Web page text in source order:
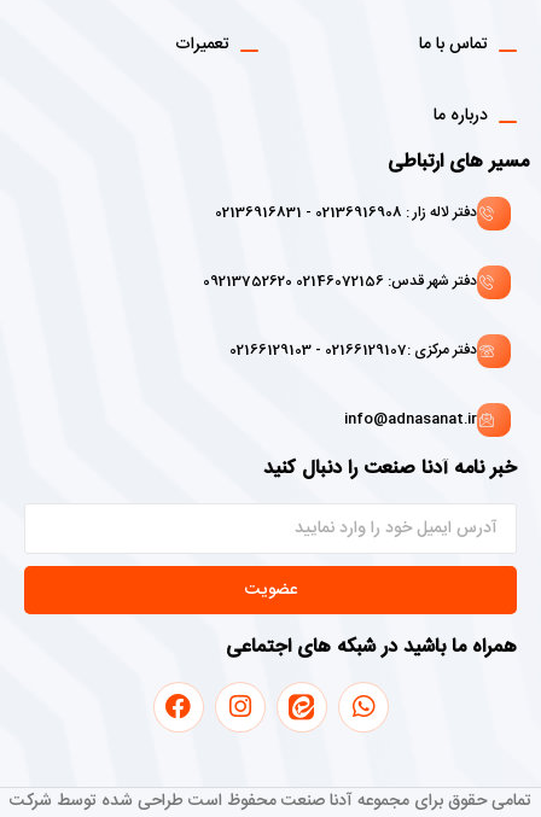
تماس با ما
درباره ما
تعمیرات
مسیر های ارتباطی
دفتر لاله زار : 02136916908 - 02136916831
دفتر شهر قدس: 02146072156 09213752620
دفتر مرکزی :02166129107 - 02166129103
info@adnasanat.ir
خبر نامه آدنا صنعت را دنبال کنید
عضویت
همراه ما باشید در شبکه های اجتماعی
تمامی حقوق برای مجموعه آدنا صنعت محفوظ است طراحی شده توسط شرکت